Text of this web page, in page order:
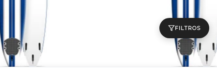
FILTROS